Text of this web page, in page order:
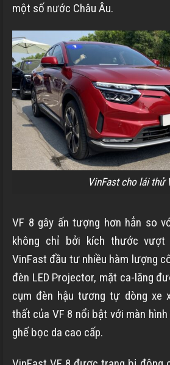
một số nước Châu Âu.
VinFast cho lái thử
VF 8 gây ấn tượng hơn hẳn so
không chỉ bởi kích thước
VinFast đầu tư nhiều hàm lượng
đèn LED Projector, mặt ca-lăng
cụm đèn hậu tương tự dòng xe
thất của VF 8 nổi bật với màn
ghế bọc da cao cấp.